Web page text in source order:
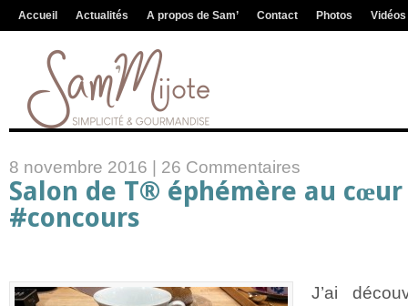
Accueil Actualités A propos de Sam’ Contact Photos Vidéos
8 novembre 2016 | 26 Commentaires
Salon de T® éphémère au
#concours
J’ai